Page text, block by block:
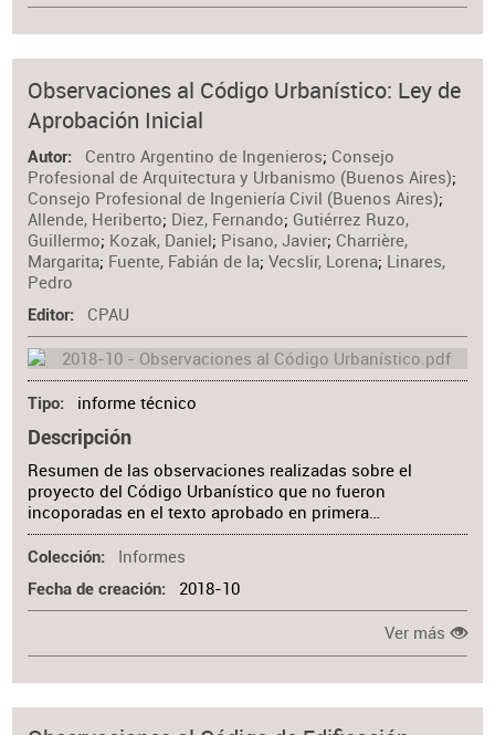
Observaciones al Código Urbanístico: Ley de
Aprobación Inicial
Autor Centro Argentino de Ingenieros; Consejo
Profesional de Arquitectura y Urbanismo (Buenos Aires);
Consejo Profesional de Ingeniería Civil (Buenos Aires);
Allende, Heriberto; Diez, Fernando; Gutiérrez Ruzo,
Guillermo; Kozak, Daniel; Pisano, Javier; Charrière,
Margarita; Fuente, Fabián de la;Vecslir, Lorena; Linares,
Pedro
Editor CPAU
Tipo informe técnico
Descripción
Resumen de las observaciones realizadas sobre el
proyecto del Código Urbanístico que no fueron
incoporadas en el texto aprobado en primera…
Colección Informes
Fecha de creación 2018-10
Ver más